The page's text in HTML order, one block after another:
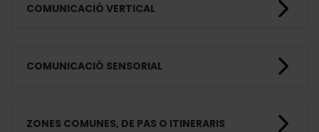
COMUNICACIÓ VERTICAL
COMUNICACIÓ SENSORIAL
ZONES COMUNES, DE PAS O ITINERARIS